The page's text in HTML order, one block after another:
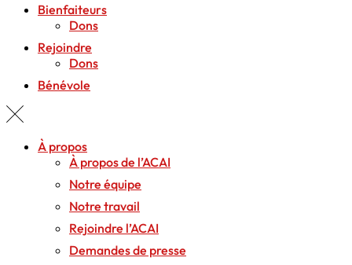
Bienfaiteurs
Dons
Rejoindre
Dons
Bénévole
À propos
À propos de l’ACAI
Notre équipe
Notre travail
Rejoindre l’ACAI
Demandes de presse